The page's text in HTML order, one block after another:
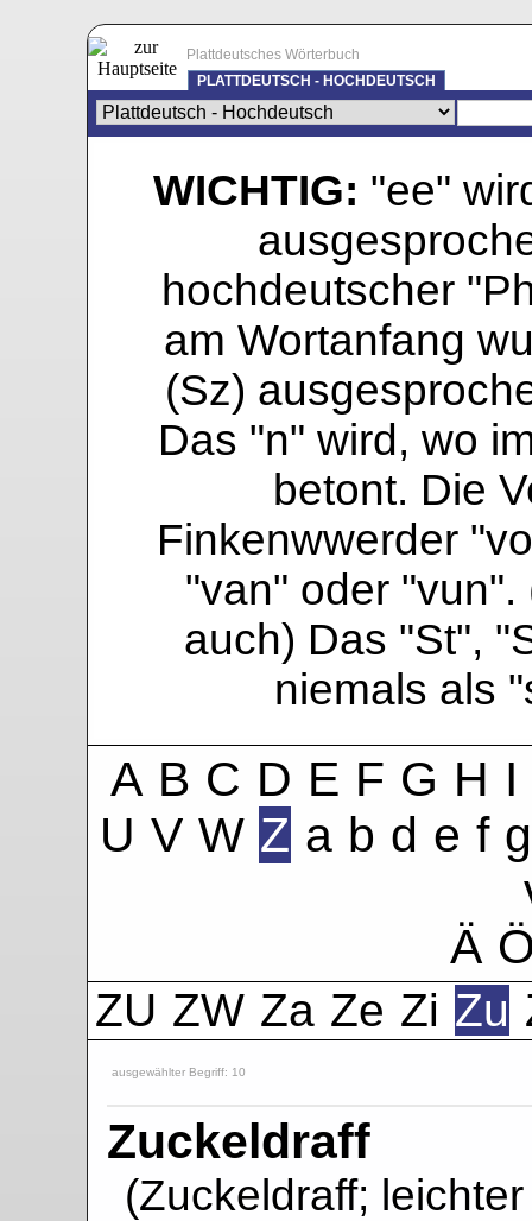
Plattdeutsches Wörterbuch
PLATTDEUTSCH - HOCHDEUTSCH
WICHTIG: "ee"
hochdeutscher
am Wortanfang
(Sz)
Das "n" wird, wo
betont. Die
Finkenwwerder
"van" oder "vun".
auch) Das "St",
niemals als
A B C D E F G H I
U V W Z a b d e f g
Ä
ZU ZW Za Ze Zi Zu
ausgewählter Begriff: 10
Zuckeldraff
(Zuckeldraff;